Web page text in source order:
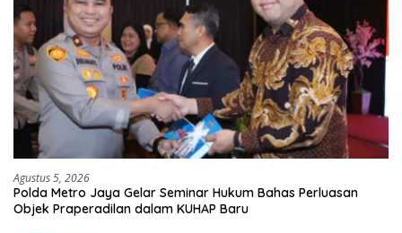
Agustus 5, 2026
Polda Metro Jaya Gelar Seminar Hukum Bahas Perluasan
Objek Praperadilan dalam KUHAP Baru